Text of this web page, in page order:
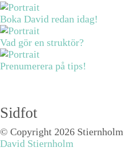
Boka David redan idag!
Vad gör en struktör?
Prenumerera på tips!
Sidfot
© Copyright 2026
David Stiernholm